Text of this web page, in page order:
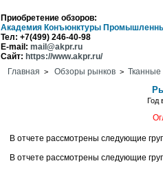
Приобретение обзоров:
Академия Конъюнктуры
Тел: +7(499) 246-40-98
E-mail: mail@akpr.ru
Сайт: https://www.akpr.ru/
Главная > Обзоры рынков >
Год
В отчете рассмотрены следующие
В отчете рассмотрены следующие